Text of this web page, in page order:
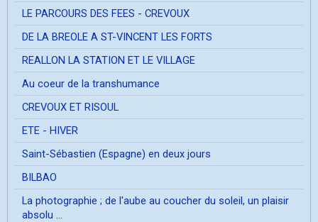
LE PARCOURS DES FEES - CREVOUX
DE LA BREOLE A ST-VINCENT LES FORTS
REALLON LA STATION ET LE VILLAGE
Au coeur de la transhumance
CREVOUX ET RISOUL
ETE - HIVER
Saint-Sébastien (Espagne) en deux jours
BILBAO
La photographie ; de l'aube au coucher du soleil, un plaisir
absolu ...